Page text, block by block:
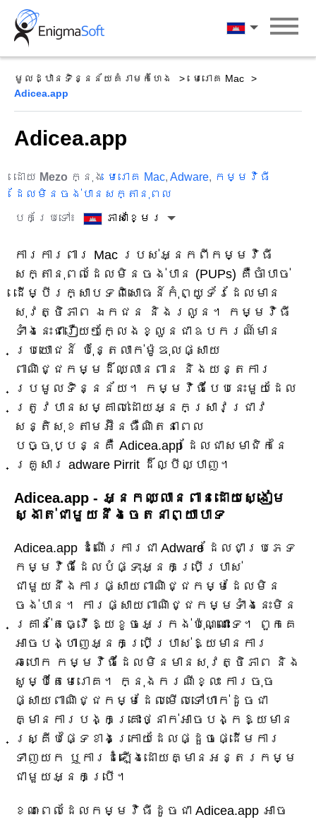
Skip
content
ភាសាខ្មែរ
មូលដ្ឋានទិន្នន័យគំរាមកំហែង
មេរោគ Mac
Adicea.app
Adicea.app
ដោយ Mezo ក្នុង មេរោគ Mac, Adware, កម្មវិធី
ដែលមិនចង់បានសក្តានុពល
បកប្រែទៅ៖
ភាសាខ្មែរ
ការការពារ Mac របស់អ្នកពីកម្មវិធី
សក្តានុពលដែលមិនចង់បាន (PUPs) គឺចាំបាច់
ដើម្បីរក្សាបទពិសោធន៍កុំព្យូទ័រដែលមាន
សុវត្ថិភាព ឯកជន និងរលូន។ កម្មវិធី
ទាំងនេះជារឿយៗក្លែងខ្លួនជាឧបករណ៍មាន
ប្រយោជន៍ ប៉ុន្តែលាក់ម៉ូឌុលផ្សាយ
ពាណិជ្ជកម្មដ៏ឈ្លានពាន និងយន្តការ
ប្រមូលទិន្នន័យ។ កម្មវិធីបែបនេះមួយដែល
ត្រូវបានសម្គាល់ដោយអ្នកស្រាវជ្រាវ
សន្តិសុខតាមអ៊ីនធឺណិតនាពេល
បច្ចុប្បន្នគឺ Adicea.app ដែលជាសមាជិកនៃ
គ្រួសារ adware Pirrit ដ៏ល្បីល្បាញ។
Adicea.app - អ្នកឈ្លានពានដោយស្ងៀម
ស្ងាត់ជាមួយនឹងចេតនាព្យាបាទ
Adicea.app ដំណើរការជា Adware ដែលជាប្រភេទ
កម្មវិធីដែលបំផ្ទុះអ្នកប្រើប្រាស់
ជាមួយនឹងការផ្សាយពាណិជ្ជកម្មដែលមិន
ចង់បាន។ ការផ្សាយពាណិជ្ជកម្មទាំងនេះមិន
គ្រាន់តែធ្វើឱ្យខូចអេក្រង់ប៉ុណ្ណោះទេ។ ពួកគេ
អាចបង្ហាញអ្នកប្រើប្រាស់ឱ្យមានការ
ឆបោក កម្មវិធីដែលមិនមានសុវត្ថិភាព និង
សូម្បីតែមេរោគ។ ក្នុង​ករណី​ខ្លះ ការ​ចុច​
ផ្សាយ​ពាណិជ្ជកម្ម​ដែល​មើល​ទៅ​ហាក់​ដូច​ជា​
គ្មាន​ការ​បង្ក​គ្រោះថ្នាក់​អាច​បង្ក​ឱ្យ​មាន​
ស្គ្រីប​ផ្ទៃ​ខាង​ក្រោយ​ដែល​ផ្ដួចផ្ដើម​ការ​
ទាញ​យក ឬ​ការ​ដំឡើង​ដោយ​គ្មាន​អន្តរកម្ម​
ជាមួយ​អ្នក​ប្រើ។
ខណៈពេលដែលកម្មវិធីដូចជា Adicea.app អាច